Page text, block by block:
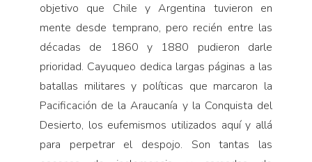
objetivo que Chile y Argentina tuvieron en
mente desde temprano, pero recién entre las
décadas de 1860 y 1880 pudieron darle
prioridad. Cayuqueo dedica largas páginas a las
batallas militares y políticas que marcaron la
Pacificación de la Araucanía y la Conquista del
Desierto, los eufemismos utilizados aquí y allá
para perpetrar el despojo. Son tantas las